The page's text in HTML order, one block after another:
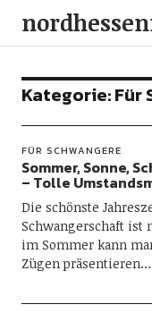
Kategorie:Für
FÜR SCHWANGERE
Sommer, Sonne,
– Tolle
Die schönste
Schwangerschaft ist
im Sommer kann
Zügen präsentieren…